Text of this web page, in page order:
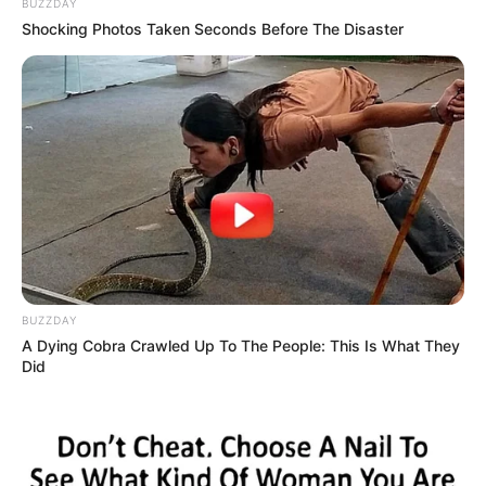
vereador Ezequiel Macedo Galvão. Todos os oradores destacaram
a importância da honraria e, sobretudo, a contribuição de cada
agraciado para o crescimento e elevação de Patos de Minas em
âmbito municipal, estadual e regional.
BUZZDAY
Shocking Photos Taken Seconds Before The Disaster
BUZZDAY
A Dying Cobra Crawled Up To The People: This Is What They
Did